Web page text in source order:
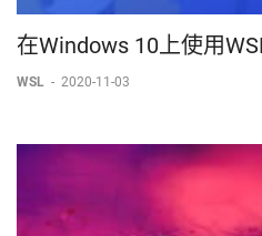
在Windows 10上使用
WSL - 2020-11-03